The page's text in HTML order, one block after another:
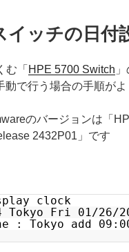
イッチの日付
む「 HPE 5700 Switch
動で行う場合の手順が
のバージョンは「
2432P01」です
clock
Tokyo Fri 01/26/
: Tokyo add